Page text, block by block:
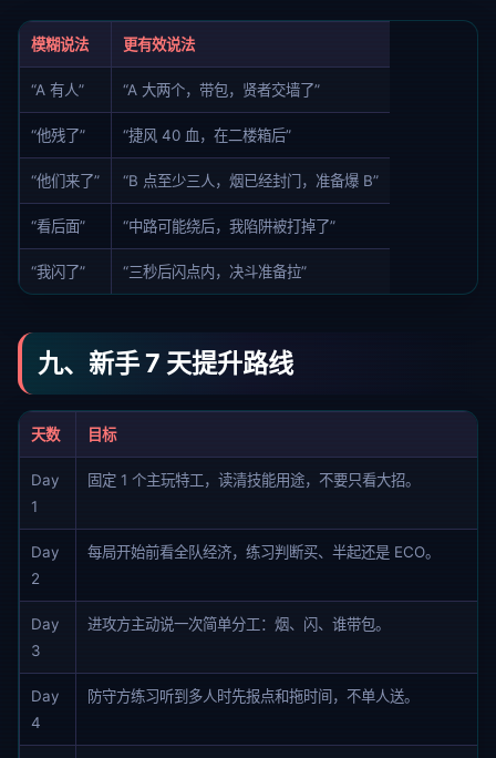
模糊说法 更有效说法
“A 有人” “A 大两个，带包，贤者交墙了”
“他残了” “捷风 40 血，在二楼箱后”
“他们来了” “B 点至少三人，烟已经封门，准备爆 B”
“看后面” “中路可能绕后，我陷阱被打掉了”
“我闪了” “三秒后闪点内，决斗准备拉”
九、新手 7 天提升路线
天数 目标
Day
1
固定 1 个主玩特工，读清技能用途，不要只看大招。
Day
2
每局开始前看全队经济，练习判断买、半起还是 ECO。
Day
3
进攻方主动说一次简单分工：烟、闪、谁带包。
Day
4
防守方练习听到多人时先报点和拖时间，不单人送。